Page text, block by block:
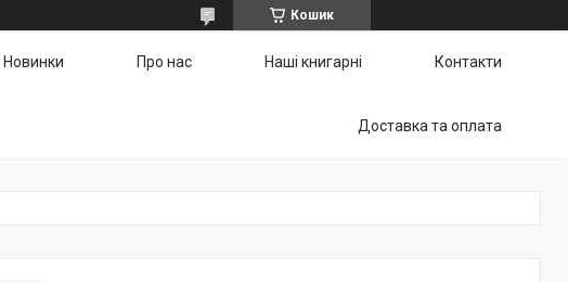
Кошик
Новинки Про нас Наші книгарні Контакти
Доставка та оплата